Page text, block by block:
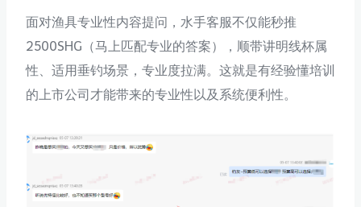
面对渔具专业性内容提问，水手客服不仅能秒推
2500SHG（马上匹配专业的答案），顺带讲明线杯属
性、适用垂钓场景，专业度拉满。这就是有经验懂培训
的上市公司才能带来的专业性以及系统便利性。